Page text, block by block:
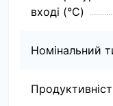
вході (°C)
Номінальний